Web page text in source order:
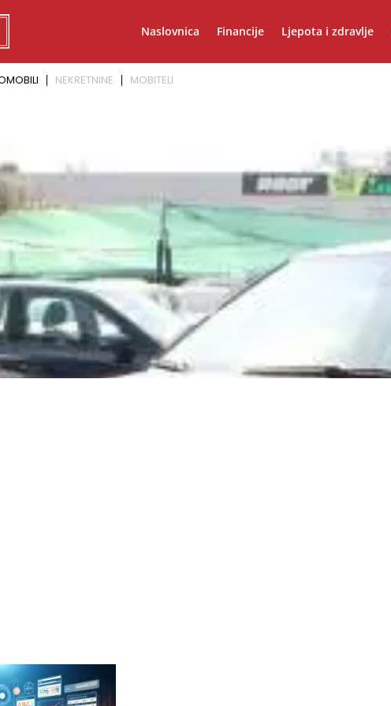
Naslovnica Financije Ljepota i zdravlje